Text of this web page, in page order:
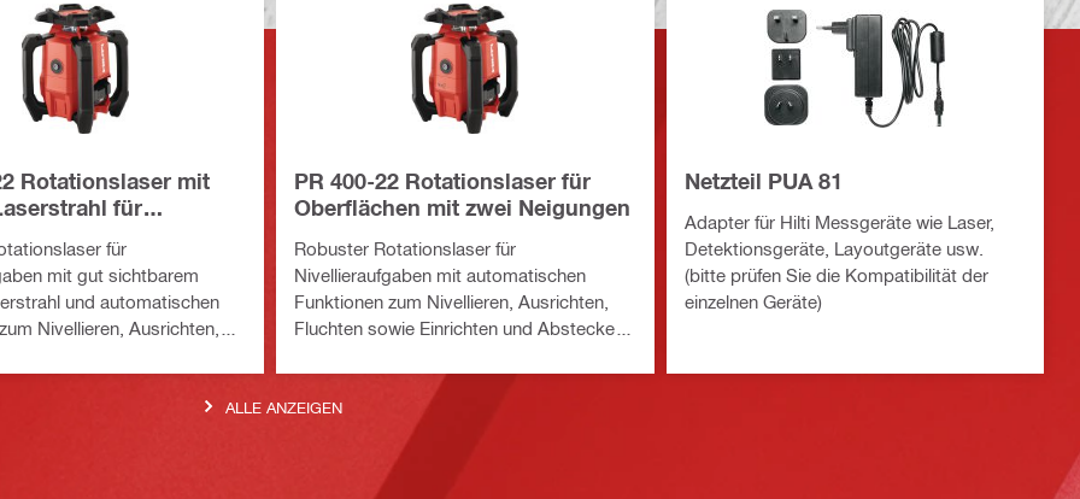
Rotationslaser mit
für
für
mit gut sichtbarem
und automatischen
Nivellieren, Ausrichten,
im Innenbereich (Nuron Akku-
PR 400-22 Rotationslaser für
Oberflächen mit zwei Neigungen
Robuster Rotationslaser für
Nivellieraufgaben mit automatischen
Funktionen zum Nivellieren, Ausrichten,
Fluchten sowie Einrichten und Abstecken
Außenbereich (Nuron Akku-Plattform)
Netzteil PUA 81
Adapter für Hilti Messgeräte wie Laser,
Detektionsgeräte, Layoutgeräte usw.
(bitte prüfen Sie die Kompatibilität der
einzelnen Geräte)
ALLE ANZEIGEN